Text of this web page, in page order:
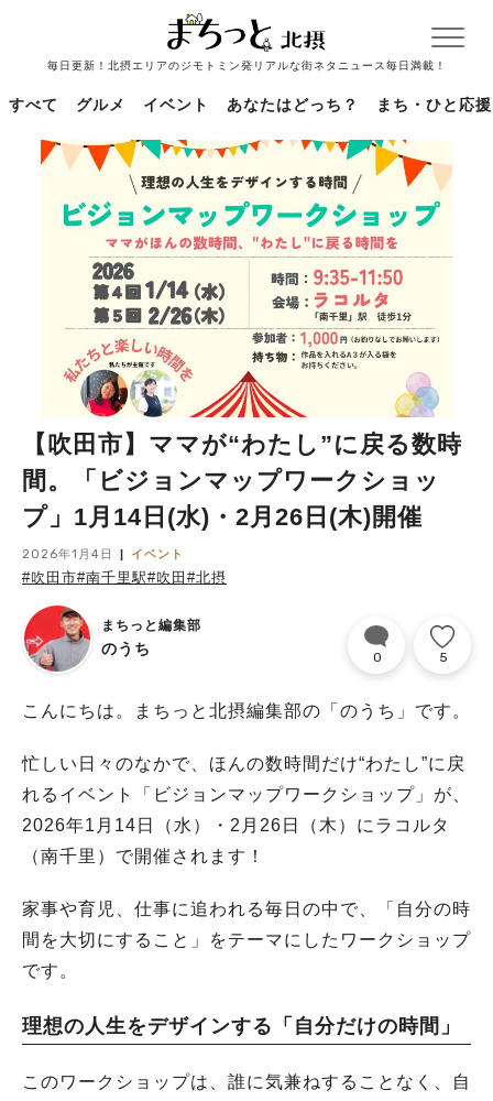
毎日更新！北摂エリアのジモトミン発リアルな街ネタニュース毎日満載！
すべて グルメ イベント あなたはどっち？ まち・ひと応援
【吹田市】ママが“わたし”に戻る数時
間。「ビジョンマップワークショッ
プ」1月14日(水)・2月26日(木)開催
2026年1月4日 イベント
#吹田市#南千里駅#吹田 #北摂
まちっと編集部
のうち 0 5
こんにちは。まちっと北摂編集部の「のうち」です。
忙しい日々のなかで、ほんの数時間だけ“わたし”に戻
れるイベント「ビジョンマップワークショップ」が、
2026年1月14日（水）・2月26日（木）にラコルタ
（南千里）で開催されます！
家事や育児、仕事に追われる毎日の中で、「自分の時
間を大切にすること」をテーマにしたワークショップ
です。
理想の人生をデザインする「自分だけの時間」
このワークショップは、誰に気兼ねすることなく、自